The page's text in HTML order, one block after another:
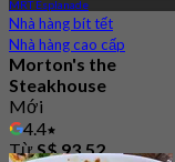
MRT Esplanade
Nhà hàng bít tết
Nhà hàng cao cấp
Morton's the
Steakhouse
Mới
4.4
TừS$ 93.52